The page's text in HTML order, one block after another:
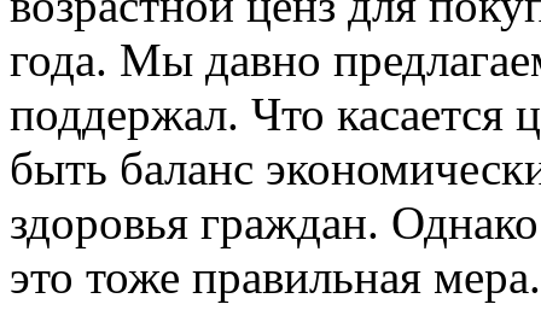
года. Мы давно
поддержал. Что касается
быть баланс
здоровья граждан.
это тоже правильная